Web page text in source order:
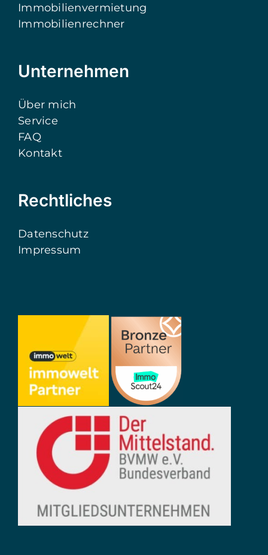
Immobilienvermietung
Immobilienrechner
Unternehmen
Über mich
Service
FAQ
Kontakt
Rechtliches
Datenschutz
Impressum